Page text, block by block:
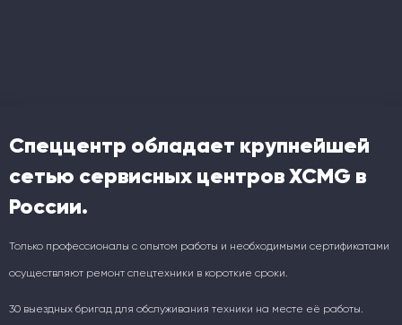
Спеццентр обладает крупнейшей
сетью сервисных центров XCMG в
России.
Только профессионалы с опытом работы и необходимыми сертификатами
осуществляют ремонт спецтехники в короткие сроки.
30 выездных бригад для обслуживания техники на месте её работы.